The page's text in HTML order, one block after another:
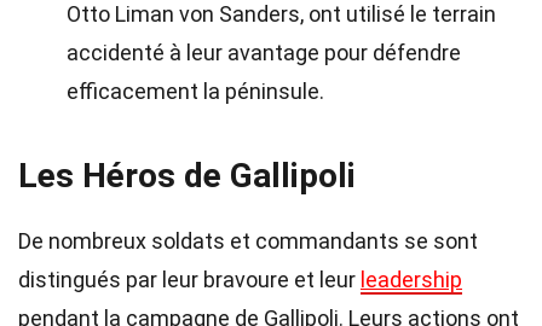
Otto Liman von Sanders, ont utilisé le terrain
accidenté à leur avantage pour défendre
efficacement la péninsule.
Les Héros de Gallipoli
De nombreux soldats et commandants se sont
distingués par leur bravoure et leur leadership
pendant la campagne de Gallipoli. Leurs actions ont